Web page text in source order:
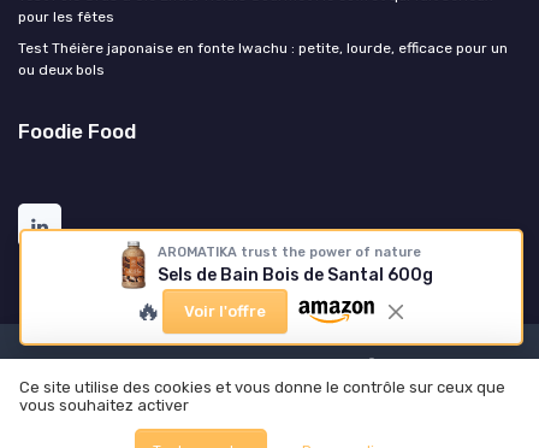
AROMATIKA trust the power of nature
Sels de Bain Bois de Santal 600g
🔥 Voir l'offre
pour les fêtes
Test Théière japonaise en fonte Iwachu : petite, lourde, efficace pour un
ou deux bols
Foodie Food
Mentions légales
Politique de confidentialité
© Foodie Food 2026
Ce site utilise des cookies et vous donne le contrôle sur ceux que
vous souhaitez activer